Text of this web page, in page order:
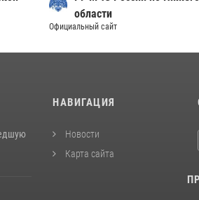
области
Официальный сайт
НАВИГАЦИЯ
Новости
Карта сайта